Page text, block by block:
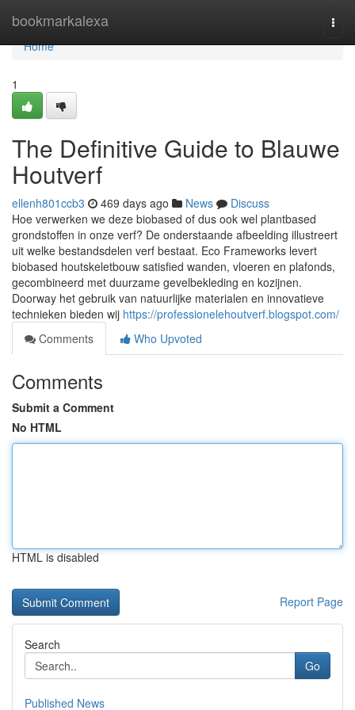
bookmarkalexa
Home
Home
1
The Definitive Guide to Blauwe
Houtverf
ellenh801ccb3 469 days ago News
Discuss
Hoe verwerken we deze biobased of dus ook wel plantbased
grondstoffen in onze verf? De onderstaande afbeelding illustreert
uit welke bestandsdelen verf bestaat. Eco Frameworks levert
biobased houtskeletbouw satisfied wanden, vloeren en plafonds,
gecombineerd met duurzame gevelbekleding en kozijnen.
Doorway het gebruik van natuurlijke materialen en innovatieve
technieken bieden wij https://professionelehoutverf.blogspot.com/
Comments
Who Upvoted
Comments
Submit a Comment
No HTML
HTML is disabled
Report Page
Search
Go
Published News